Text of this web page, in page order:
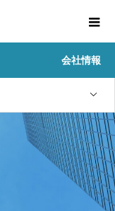
会社情報